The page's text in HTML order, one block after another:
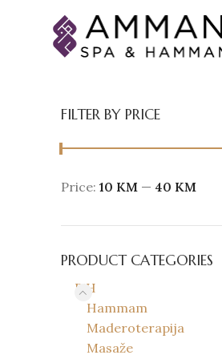
FILTER BY PRICE
Price: 10 KM — 40 KM
PRODUCT CATEGORIES
BiH
Hammam
Maderoterapija
Masaže